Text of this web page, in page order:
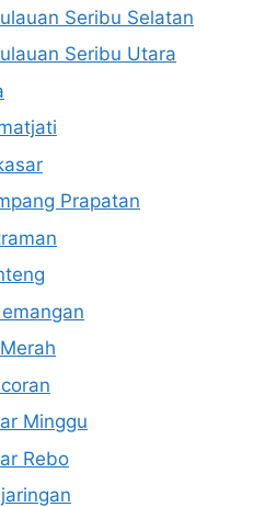
Seribu Selatan
Seribu Utara
Prapatan
Minggu
Rebo